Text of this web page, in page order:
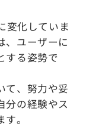
変化していま
、ユーザーに
する姿勢で
て、努力や妥
分の経験やス
。